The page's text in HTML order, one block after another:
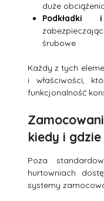
duże
Podkładki
śrubowe
Każdy z tych
i właściwości,
funkcjonalność
kiedy i
Poza
hurtowniach
systemy